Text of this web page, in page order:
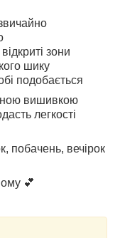
зони
шику
подобається
вишивкою
легкості
побачень, вечірок
💕